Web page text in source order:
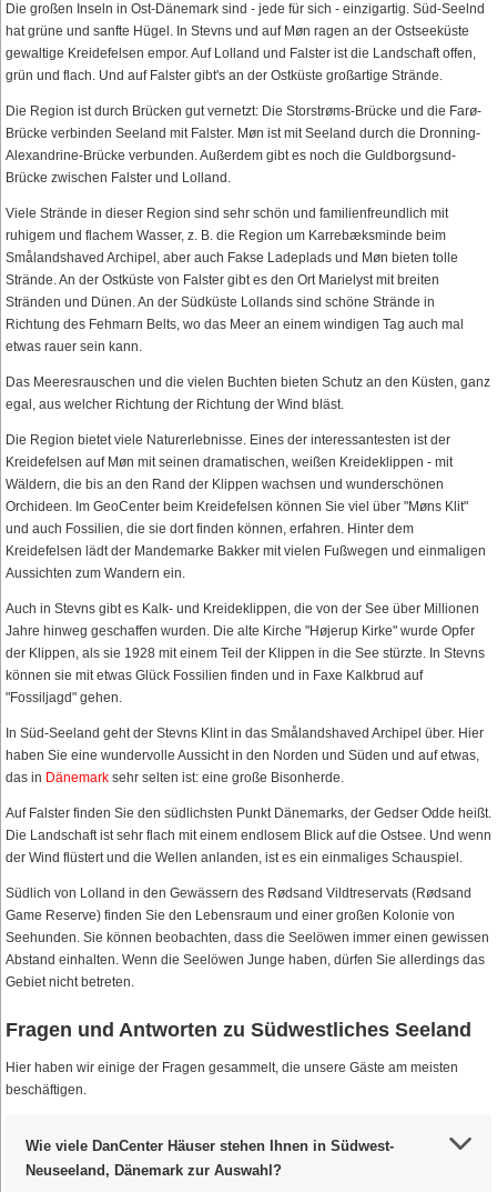
Die großen Inseln in Ost-Dänemark sind - jede für sich - einzigartig. Süd-Seelnd
hat grüne und sanfte Hügel. In Stevns und auf Møn ragen an der Ostseeküste
gewaltige Kreidefelsen empor. Auf Lolland und Falster ist die Landschaft offen,
grün und flach. Und auf Falster gibt's an der Ostküste großartige Strände.
Die Region ist durch Brücken gut vernetzt: Die Storstrøms-Brücke und die Farø-
Brücke verbinden Seeland mit Falster. Møn ist mit Seeland durch die Dronning-
Alexandrine-Brücke verbunden. Außerdem gibt es noch die Guldborgsund-
Brücke zwischen Falster und Lolland.
Viele Strände in dieser Region sind sehr schön und familienfreundlich mit
ruhigem und flachem Wasser, z. B. die Region um Karrebæksminde beim
Smålandshaved Archipel, aber auch Fakse Ladeplads und Møn bieten tolle
Strände. An der Ostküste von Falster gibt es den Ort Marielyst mit breiten
Stränden und Dünen. An der Südküste Lollands sind schöne Strände in
Richtung des Fehmarn Belts, wo das Meer an einem windigen Tag auch mal
etwas rauer sein kann.
Das Meeresrauschen und die vielen Buchten bieten Schutz an den Küsten, ganz
egal, aus welcher Richtung der Richtung der Wind bläst.
Die Region bietet viele Naturerlebnisse. Eines der interessantesten ist der
Kreidefelsen auf Møn mit seinen dramatischen, weißen Kreideklippen - mit
Wäldern, die bis an den Rand der Klippen wachsen und wunderschönen
Orchideen. Im GeoCenter beim Kreidefelsen können Sie viel über "Møns Klit"
und auch Fossilien, die sie dort finden können, erfahren. Hinter dem
Kreidefelsen lädt der Mandemarke Bakker mit vielen Fußwegen und einmaligen
Aussichten zum Wandern ein.
Auch in Stevns gibt es Kalk- und Kreideklippen, die von der See über Millionen
Jahre hinweg geschaffen wurden. Die alte Kirche "Højerup Kirke" wurde Opfer
der Klippen, als sie 1928 mit einem Teil der Klippen in die See stürzte. In Stevns
können sie mit etwas Glück Fossilien finden und in Faxe Kalkbrud auf
"Fossiljagd" gehen.
In Süd-Seeland geht der Stevns Klint in das Smålandshaved Archipel über. Hier
haben Sie eine wundervolle Aussicht in den Norden und Süden und auf etwas,
das in Dänemark sehr selten ist: eine große Bisonherde.
Auf Falster finden Sie den südlichsten Punkt Dänemarks, der Gedser Odde heißt.
Die Landschaft ist sehr flach mit einem endlosem Blick auf die Ostsee. Und wenn
der Wind flüstert und die Wellen anlanden, ist es ein einmaliges Schauspiel.
Südlich von Lolland in den Gewässern des Rødsand Vildtreservats (Rødsand
Game Reserve) finden Sie den Lebensraum und einer großen Kolonie von
Seehunden. Sie können beobachten, dass die Seelöwen immer einen gewissen
Abstand einhalten. Wenn die Seelöwen Junge haben, dürfen Sie allerdings das
Gebiet nicht betreten.
Fragen und Antworten zu Südwestliches Seeland
Hier haben wir einige der Fragen gesammelt, die unsere Gäste am meisten
beschäftigen.
Wie viele DanCenter Häuser stehen Ihnen in Südwest-
Neuseeland, Dänemark zur Auswahl?